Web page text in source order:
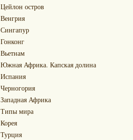
Цейлон остров
Венгрия
Сингапур
Гонконг
Вьетнам
Южная Африка. Капская долина
Испания
Черногория
Западная Африка
Типы мира
Корея
Турция